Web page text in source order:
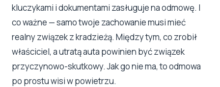
kluczykami i dokumentami zasługuje na odmowę. I
co ważne — samo twoje zachowanie musi mieć
realny związek z kradzieżą. Między tym, co zrobił
właściciel, a utratą auta powinien być związek
przyczynowo-skutkowy. Jak go nie ma, to odmowa
po prostu wisi w powietrzu.